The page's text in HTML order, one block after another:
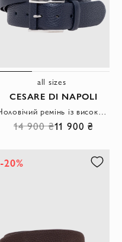
all sizes
CESARE DI NAPOLI
Чоловічий ремінь із високоякісної зернистої шкіри у темно-синьому кольорі.
14 900 ₴11 900 ₴
-20%